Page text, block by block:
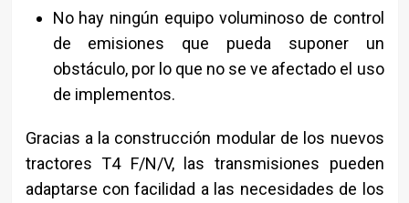
No hay ningún equipo voluminoso de control
de emisiones que pueda suponer un
obstáculo, por lo que no se ve afectado el uso
de implementos.
Gracias a la construcción modular de los nuevos
tractores T4 F/N/V, las transmisiones pueden
adaptarse con facilidad a las necesidades de los